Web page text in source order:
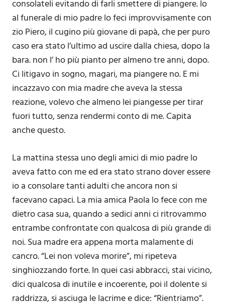
consolateli evitando di farli smettere di piangere. Io
al funerale di mio padre lo feci improvvisamente con
zio Piero, il cugino più giovane di papà, che per puro
caso era stato l’ultimo ad uscire dalla chiesa, dopo la
bara. non l’ ho più pianto per almeno tre anni, dopo.
Ci litigavo in sogno, magari, ma piangere no. E mi
incazzavo con mia madre che aveva la stessa
reazione, volevo che almeno lei piangesse per tirar
fuori tutto, senza rendermi conto di me. Capita
anche questo.
La mattina stessa uno degli amici di mio padre lo
aveva fatto con me ed era stato strano dover essere
io a consolare tanti adulti che ancora non si
facevano capaci. La mia amica Paola lo fece con me
dietro casa sua, quando a sedici anni ci ritrovammo
entrambe confrontate con qualcosa di più grande di
noi. Sua madre era appena morta malamente di
cancro. “Lei non voleva morire”, mi ripeteva
singhiozzando forte. In quei casi abbracci, stai vicino,
dici qualcosa di inutile e incoerente, poi il dolente si
raddrizza, si asciuga le lacrime e dice: “Rientriamo”.